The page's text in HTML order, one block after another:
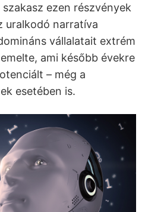
ezen részvények
uralkodó narratíva
vállalatait extrém
ami később évekre
– még a
esetében is.